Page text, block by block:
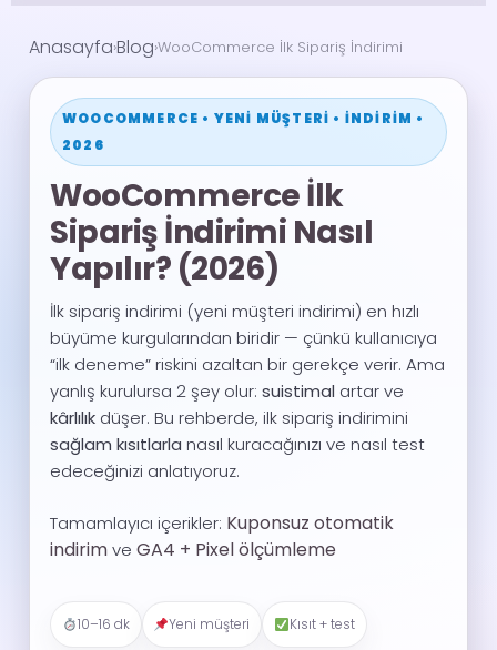
Anasayfa›Blog›WooCommerce İlk Sipariş İndirimi
WOOCOMMERCE • YENI MÜŞTERI • İNDIRIM •
2026
WooCommerce İlk
Sipariş İndirimi Nasıl
Yapılır? (2026)
İlk sipariş indirimi (yeni müşteri indirimi) en hızlı
büyüme kurgularından biridir — çünkü kullanıcıya
“ilk deneme” riskini azaltan bir gerekçe verir. Ama
yanlış kurulursa 2 şey olur: suistimal artar ve
kârlılık düşer. Bu rehberde, ilk sipariş indirimini
sağlam kısıtlarla nasıl kuracağınızı ve nasıl test
edeceğinizi anlatıyoruz.
Tamamlayıcı içerikler: Kuponsuz otomatik
indirimve GA4 + Pixel ölçümleme
10–16 dk Yeni müşteri Kısıt + test